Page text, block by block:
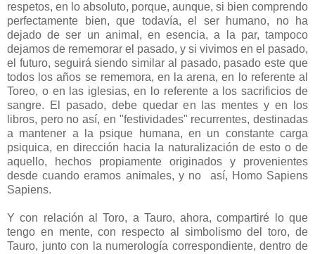
respetos, en lo absoluto, porque, aunque, si bien comprendo
perfectamente bien, que todavía, el ser humano, no ha
dejado de ser un animal, en esencia, a la par, tampoco
dejamos de rememorar el pasado, y si vivimos en el pasado,
el futuro, seguirá siendo similar al pasado, pasado este que
todos los años se rememora, en la arena, en lo referente al
Toreo, o en las iglesias, en lo referente a los sacrificios de
sangre. El pasado, debe quedar en las mentes y en los
libros, pero no así, en "festividades" recurrentes, destinadas
a mantener a la psique humana, en un constante carga
psiquica, en dirección hacia la naturalización de esto o de
aquello, hechos propiamente originados y provenientes
desde cuando eramos animales, y no así, Homo Sapiens
Sapiens.
Y con relación al Toro, a Tauro, ahora, compartiré lo que
tengo en mente, con respecto al simbolismo del toro, de
Tauro, junto con la numerología correspondiente, dentro de